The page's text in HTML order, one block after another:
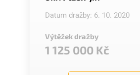
Datum dražby: 6. 10. 2020
Výtěžek dražby
1 125 000 Kč